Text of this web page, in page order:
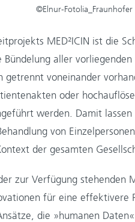
©Elnur-Fotolia_Fraunhofer
MED²ICIN ist die
aller
getrennt voneinander
oder
werden. Damit
von
der gesamten
zur Verfügung stehenden
für eine effektivere
die »humanen